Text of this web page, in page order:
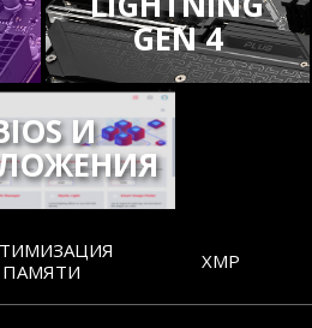
GEN 4
И
ПАМЯТИ
XMP